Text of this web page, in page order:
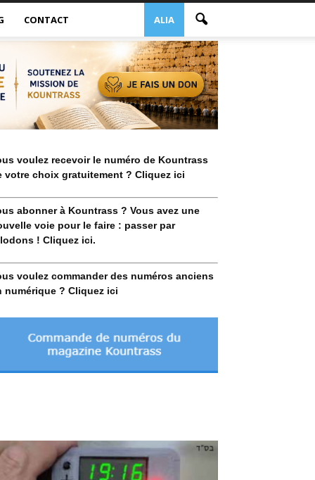
ALIA
CONTACT
voulez recevoir le numéro de Kountrass
votre choix gratuitement ? Cliquez ici
abonner à Kountrass ? Vous avez une
voie pour le faire : passer par
! Cliquez ici.
voulez commander des numéros anciens
numérique ? Cliquez ici